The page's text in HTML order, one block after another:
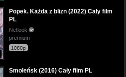
Popek. Każda z blizn (2022) Cały film
PL
Netlook
premium
1080p
Smoleńsk (2016) Cały film PL